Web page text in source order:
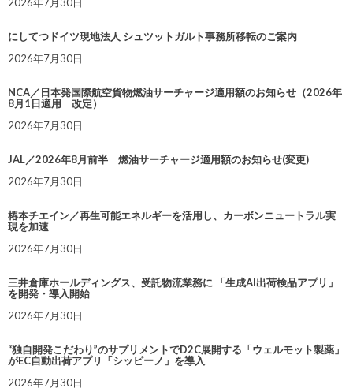
にしてつドイツ現地法人 シュツットガルト事務所移転のご案内
2026年7月30日
NCA／日本発国際航空貨物燃油サーチャージ適用額のお知らせ（2026年
8月1日適用 改定）
2026年7月30日
JAL／2026年8月前半 燃油サーチャージ適用額のお知らせ(変更)
2026年7月30日
椿本チエイン／再生可能エネルギーを活用し、カーボンニュートラル実
現を加速
2026年7月30日
三井倉庫ホールディングス、受託物流業務に 「生成AI出荷検品アプリ」
を開発・導入開始
2026年7月30日
“独自開発こだわり”のサプリメントでD2C展開する「ウェルモット製薬」
がEC自動出荷アプリ「シッピーノ」を導入
2026年7月30日